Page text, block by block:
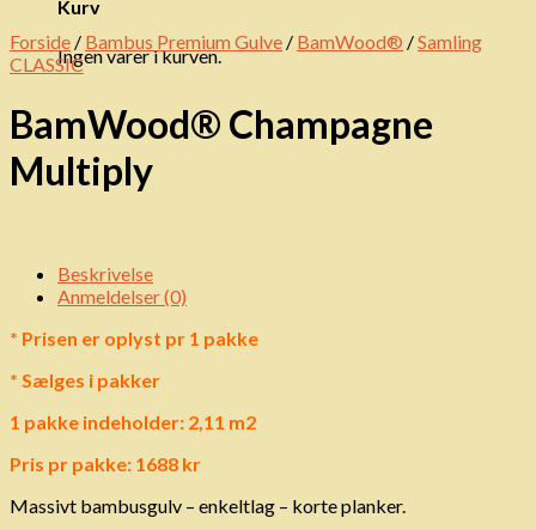
Kurv
Ingen varer i kurven.
Forside / Bambus Premium Gulve / BamWood® /Samling
CLASSIC
BamWood® Champagne
Multiply
Beskrivelse
Anmeldelser (0)
* Prisen er oplyst pr 1 pakke
* Sælges i pakker
1 pakke indeholder: 2,11 m2
Pris pr pakke: 1688 kr
Massivt bambusgulv – enkeltlag – korte planker.